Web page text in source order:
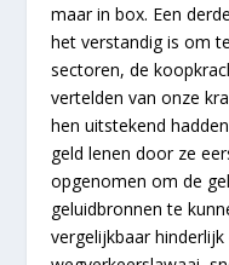
maar in box. Een
het verstandig is om
sectoren, de
vertelden van onze
hen uitstekend
geld lenen door ze
opgenomen om de
geluidbronnen te
vergelijkbaar